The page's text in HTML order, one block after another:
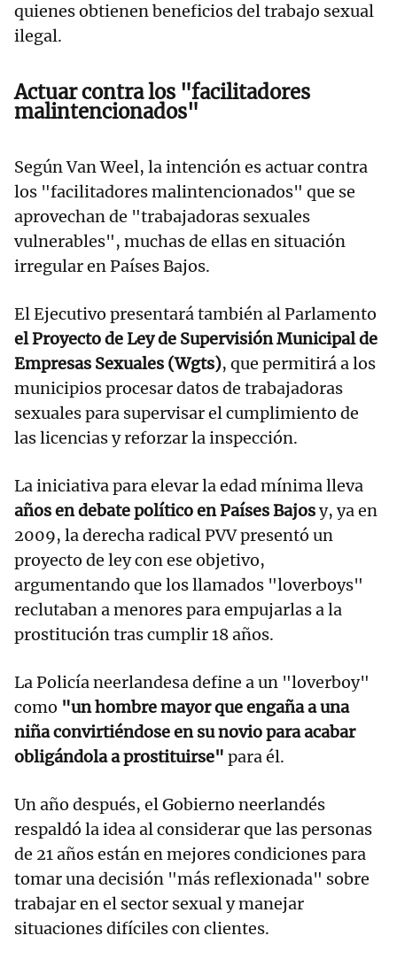
quienes obtienen beneficios del trabajo sexual
ilegal.
Actuar contra los "facilitadores
malintencionados"
Según Van Weel, la intención es actuar contra
los "facilitadores malintencionados" que se
aprovechan de "trabajadoras sexuales
vulnerables", muchas de ellas en situación
irregular en Países Bajos.
El Ejecutivo presentará también al Parlamento
el Proyecto de Ley de Supervisión Municipal de
Empresas Sexuales (Wgts), que permitirá a los
municipios procesar datos de trabajadoras
sexuales para supervisar el cumplimiento de
las licencias y reforzar la inspección.
La iniciativa para elevar la edad mínima lleva
años en debate político en Países Bajosy, ya en
2009, la derecha radical PVV presentó un
proyecto de ley con ese objetivo,
argumentando que los llamados "loverboys"
reclutaban a menores para empujarlas a la
prostitución tras cumplir 18 años.
La Policía neerlandesa define a un "loverboy"
como "un hombre mayor que engaña a una
niña convirtiéndose en su novio para acabar
obligándola a prostituirse" para él.
Un año después, el Gobierno neerlandés
respaldó la idea al considerar que las personas
de 21 años están en mejores condiciones para
tomar una decisión "más reflexionada" sobre
trabajar en el sector sexual y manejar
situaciones difíciles con clientes.